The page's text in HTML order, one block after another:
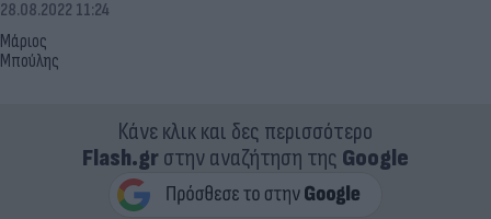
Μάριος
Μπούλης
28.08.2022 11:24
Κάνε κλικ και δες περισσότερο
Flash.grστην αναζήτηση της Google